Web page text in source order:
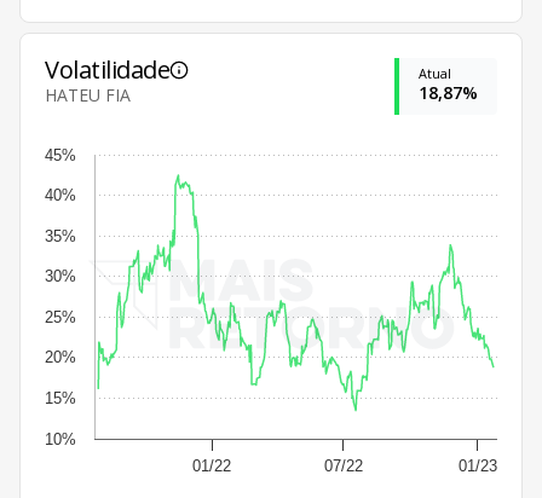
Volatilidade
HATEU FIA
Atual
18,87%
01/22 07/22 01/23
10%
15%
20%
25%
30%
35%
40%
45%